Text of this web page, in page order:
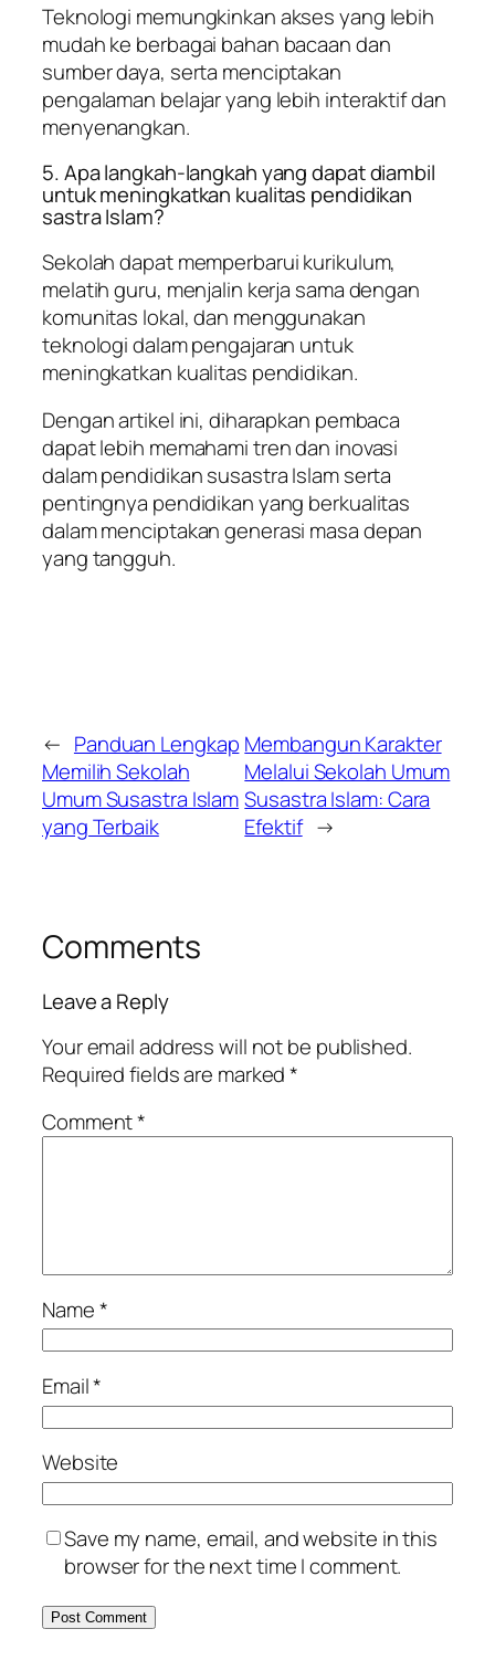
Teknologi memungkinkan akses yang lebih
mudah ke berbagai bahan bacaan dan
sumber daya, serta menciptakan
pengalaman belajar yang lebih interaktif dan
menyenangkan.
5. Apa langkah-langkah yang dapat diambil
untuk meningkatkan kualitas pendidikan
sastra Islam?
Sekolah dapat memperbarui kurikulum,
melatih guru, menjalin kerja sama dengan
komunitas lokal, dan menggunakan
teknologi dalam pengajaran untuk
meningkatkan kualitas pendidikan.
Dengan artikel ini, diharapkan pembaca
dapat lebih memahami tren dan inovasi
dalam pendidikan susastra Islam serta
pentingnya pendidikan yang berkualitas
dalam menciptakan generasi masa depan
yang tangguh.
← Panduan Lengkap
Memilih Sekolah
Umum Susastra Islam
yang Terbaik
Membangun Karakter
Melalui Sekolah Umum
Susastra Islam: Cara
Efektif →
Comments
Leave a Reply
Your email address will not be published.
Required fields are marked*
Comment*
Name*
Email*
Website
Save my name, email, and website in this
browser for the next time I comment.